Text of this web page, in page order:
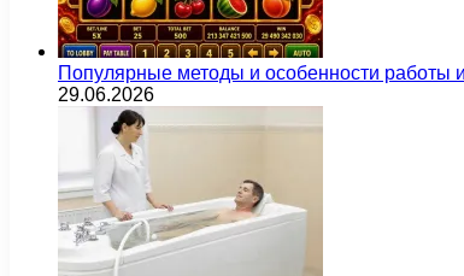
Популярные методы и особенности работы
29.06.2026